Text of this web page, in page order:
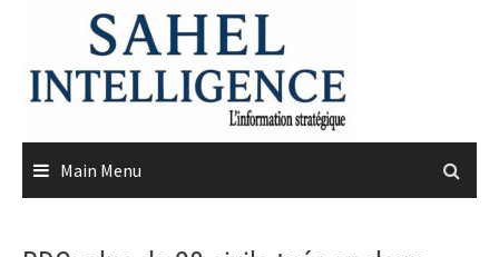
content
Main Menu